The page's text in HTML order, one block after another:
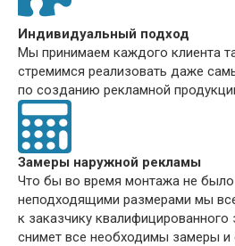
Индивидуальный подход
Мы принимаем каждого клиента
стремимся реализовать даже
по созданию рекламной
Замеры наружной рекламы
Что бы во время монтажа не
неподходящими размерами мы
к заказчику
снимет все необходимы замеры